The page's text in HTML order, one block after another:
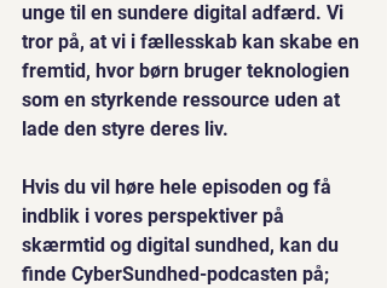
unge til en sundere digital adfærd. Vi
tror på, at vi i fællesskab kan skabe en
fremtid, hvor børn bruger teknologien
som en styrkende ressource uden at
lade den styre deres liv.
Hvis du vil høre hele episoden og få
indblik i vores perspektiver på
skærmtid og digital sundhed, kan du
finde CyberSundhed-podcasten på;